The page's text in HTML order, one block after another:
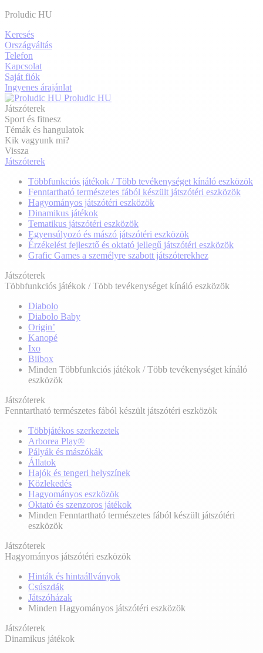
Proludic HU
Keresés
Országváltás
Telefon
Kapcsolat
Saját fiók
Ingyenes árajánlat
Proludic HU
Játszóterek
Sport és fitnesz
Témák és hangulatok
Kik vagyunk mi?
Vissza
Játszóterek
Többfunkciós játékok / Több tevékenységet kínáló eszközök
Fenntartható természetes fából készült játszótéri eszközök
Hagyományos játszótéri eszközök
Dinamikus játékok
Tematikus játszótéri eszközök
Egyensúlyozó és mászó játszótéri eszközök
Érzékelést fejlesztő és oktató jellegű játszótéri eszközök
Grafic Games a személyre szabott játszóterekhez
Játszóterek
Többfunkciós játékok / Több tevékenységet kínáló eszközök
Diabolo
Diabolo Baby
Origin’
Kanopé
Ixo
Biibox
Minden Többfunkciós játékok / Több tevékenységet kínáló
eszközök
Játszóterek
Fenntartható természetes fából készült játszótéri eszközök
Többjátékos szerkezetek
Arborea Play®
Pályák és mászókák
Állatok
Hajók és tengeri helyszínek
Közlekedés
Hagyományos eszközök
Oktató és szenzoros játékok
Minden Fenntartható természetes fából készült játszótéri
eszközök
Játszóterek
Hagyományos játszótéri eszközök
Hinták és hintaállványok
Csúszdák
Játszóházak
Minden Hagyományos játszótéri eszközök
Játszóterek
Dinamikus játékok